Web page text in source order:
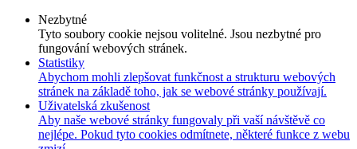
Nezbytné
Tyto soubory cookie nejsou volitelné. Jsou nezbytné pro
fungování webových stránek.
Statistiky
Abychom mohli zlepšovat funkčnost a strukturu webových
stránek na základě toho, jak se webové stránky používají.
Uživatelská zkušenost
Aby naše webové stránky fungovaly při vaší návštěvě co
nejlépe. Pokud tyto cookies odmítnete, některé funkce z webu